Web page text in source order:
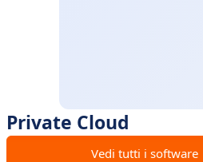
Private Cloud
Vedi tutti i software